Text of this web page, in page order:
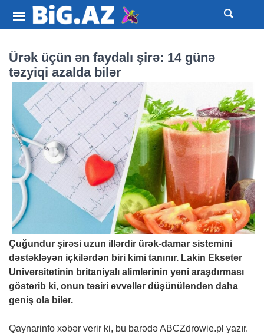
Ürək üçün ən faydalı şirə: 14 günə
təzyiqi azalda bilər
Çuğundur şirəsi uzun illərdir ürək-damar sistemini
dəstəkləyən içkilərdən biri kimi tanınır. Lakin Ekseter
Universitetinin britaniyalı alimlərinin yeni araşdırması
göstərib ki, onun təsiri əvvəllər düşünüləndən daha
geniş ola bilər.
Qaynarinfo xəbər verir ki, bu barədə ABCZdrowie.pl yazır.